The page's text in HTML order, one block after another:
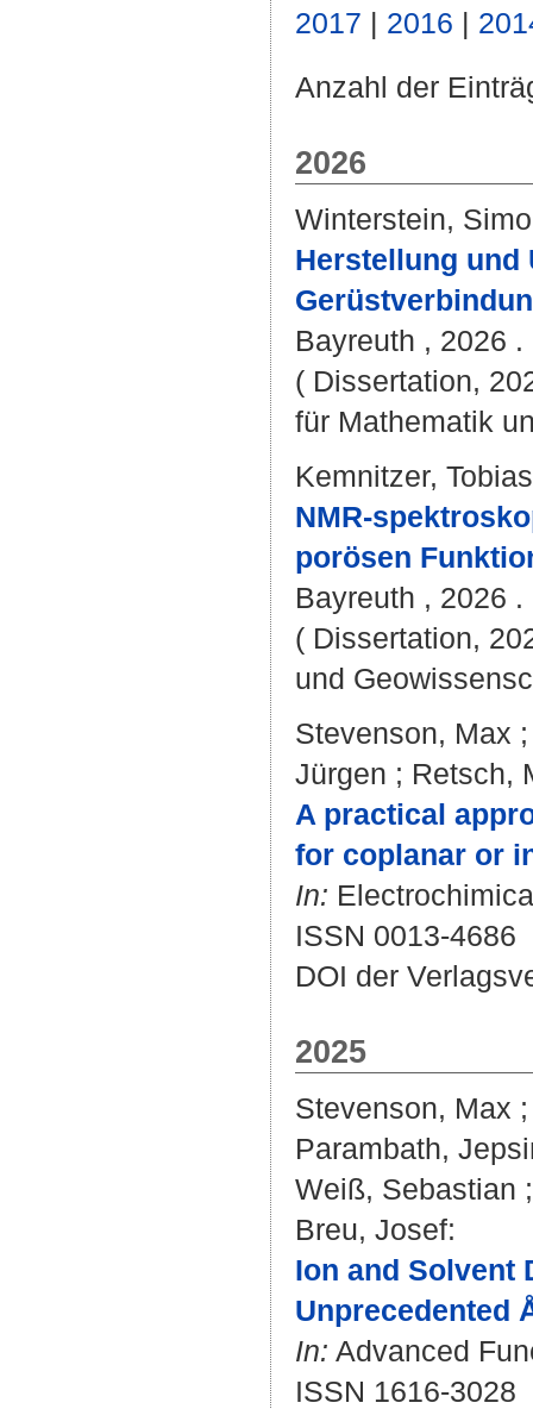
2017 | 2016 |
Anzahl der
2026
Winterstein,
Herstellung und
Bayreuth , 2026
( Dissertation,
für Mathematik
Kemnitzer,
NMR-
porösen
Bayreuth , 2026 .
( Dissertation,
und
Stevenson, Max
Jürgen ; Retsch,
A practical
for coplanar or
In:
ISSN 0013-4686
DOI der
2025
Stevenson, Max
Parambath,
Weiß, Sebastian
Breu, Josef:
Ion and Solvent
Unprecedented
In: Advanced
ISSN 1616-3028